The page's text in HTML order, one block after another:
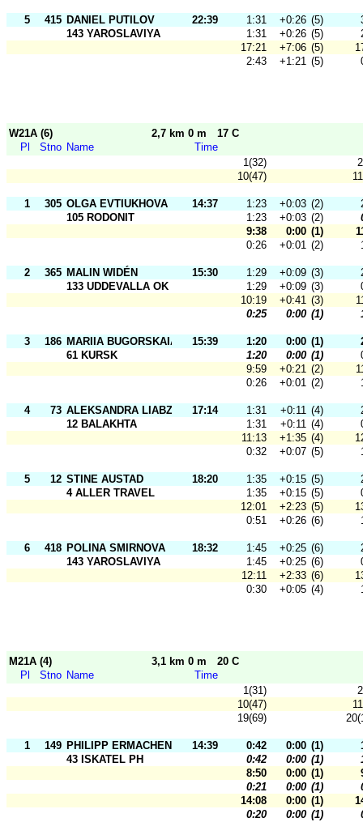
5 415 DANIEL PUTILOV 22:39 1:31 +0:26 (5)
143 YAROSLAVIYA
1:31 +0:26 (5)
17:21
+7:06 (5)
2:43
+1:21 (5)
W21A (6) 2,7 km 0 m
17 C
Pl
Stno Name
Time
1(32)
10(47)
1 305 OLGA EVTIUKHOVA 14:37 1:23 +0:03 (2)
105 RODONIT
1:23 +0:03 (2)
9:38
0:00 (1)
0:26
+0:01 (2)
2 365 MALIN WIDÉN 15:30 1:29 +0:09 (3)
133 UDDEVALLA OK
1:29 +0:09 (3)
10:19
+0:41 (3)
0:25
0:00 (1)
3 186 MARIIA BUGORSKAIA 15:39 1:20 0:00 (1)
61 KURSK
1:20 0:00 (1)
9:59
+0:21 (2)
0:26
+0:01 (2)
4 73 ALEKSANDRA LIABZINA 17:14 1:31 +0:11 (4)
12 BALAKHTA
1:31 +0:11 (4)
11:13
+1:35 (4)
0:32
+0:07 (5)
5 12 STINE AUSTAD 18:20 1:35 +0:15 (5)
4 ALLER TRAVEL
1:35 +0:15 (5)
12:01
+2:23 (5)
0:51
+0:26 (6)
6 418 POLINA SMIRNOVA 18:32 1:45 +0:25 (6)
143 YAROSLAVIYA
1:45 +0:25 (6)
12:11
+2:33 (6)
0:30
+0:05 (4)
M21A (4) 3,1 km 0 m
20 C
Pl
Stno Name
Time
1(31)
10(47)
19(69)
1 149 PHILIPP ERMACHENKOV14:39 0:42 0:00 (1)
43 ISKATEL PH
0:42 0:00 (1)
8:50
0:00 (1)
0:21
0:00 (1)
14:08
0:00 (1)
0:20
0:00 (1)